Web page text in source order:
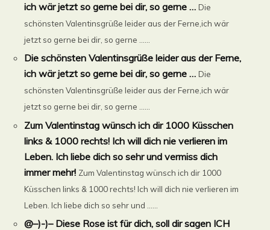
ich wär jetzt so gerne bei dir, so gerne … Die
schönsten Valentinsgrüße leider aus der Ferne,ich wär
jetzt so gerne bei dir, so gerne …...
Die schönsten Valentinsgrüße leider aus der Ferne,
ich wär jetzt so gerne bei dir, so gerne … Die
schönsten Valentinsgrüße leider aus der Ferne,ich wär
jetzt so gerne bei dir, so gerne …...
Zum Valentinstag wünsch ich dir 1000 Küsschen
links & 1000 rechts! Ich will dich nie verlieren im
Leben. Ich liebe dich so sehr und vermiss dich
immer mehr! Zum Valentinstag wünsch ich dir 1000
Küsschen links & 1000 rechts! Ich will dich nie verlieren im
Leben. Ich liebe dich so sehr und ......
@–)-)– Diese Rose ist für dich, soll dir sagen ICH